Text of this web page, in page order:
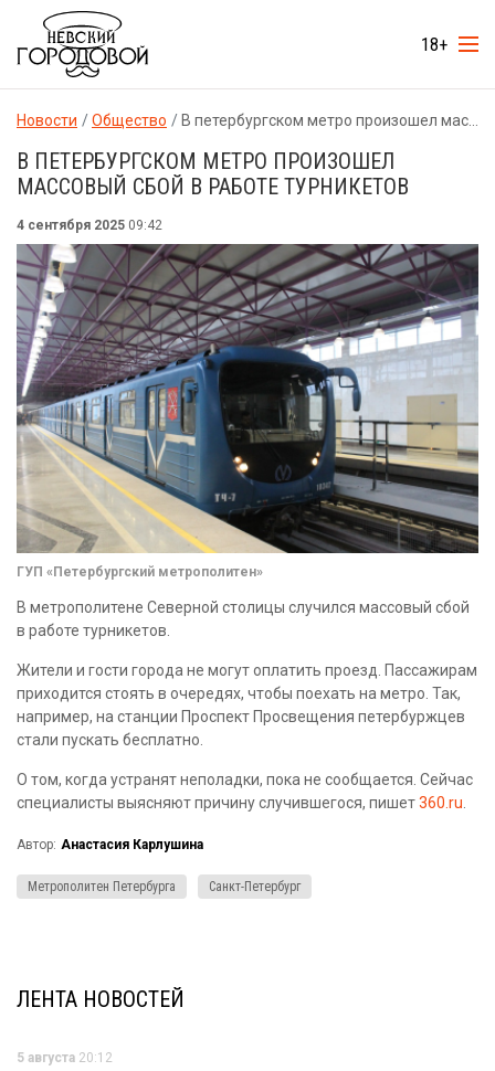
18+
Новости Общество В петербургском метро произошел массовый сбой в работе турникетов
В ПЕТЕРБУРГСКОМ МЕТРО ПРОИЗОШЕЛ
МАССОВЫЙ СБОЙ В РАБОТЕ ТУРНИКЕТОВ
4 сентября 2025 09:42
ГУП «Петербургский метрополитен»
В метрополитене Северной столицы случился массовый сбой
в работе турникетов.
Жители и гости города не могут оплатить проезд. Пассажирам
приходится стоять в очередях, чтобы поехать на метро. Так,
например, на станции Проспект Просвещения петербуржцев
стали пускать бесплатно.
О том, когда устранят неполадки, пока не сообщается. Сейчас
специалисты выясняют причину случившегося, пишет360.ru
Автор: Анастасия Карлушина
Метрополитен Петербурга Санкт-Петербург
ЛЕНТА НОВОСТЕЙ
5 августа 20:12